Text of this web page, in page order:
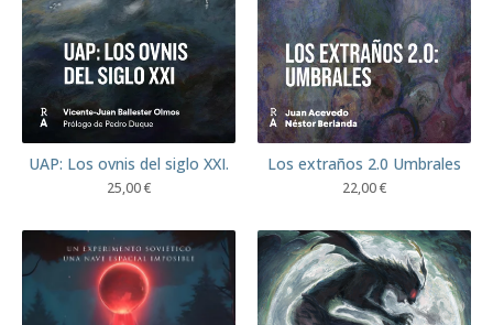
UAP: Los ovnis del siglo XXI.
25,00€
Los extraños 2.0 Umbrales
22,00€